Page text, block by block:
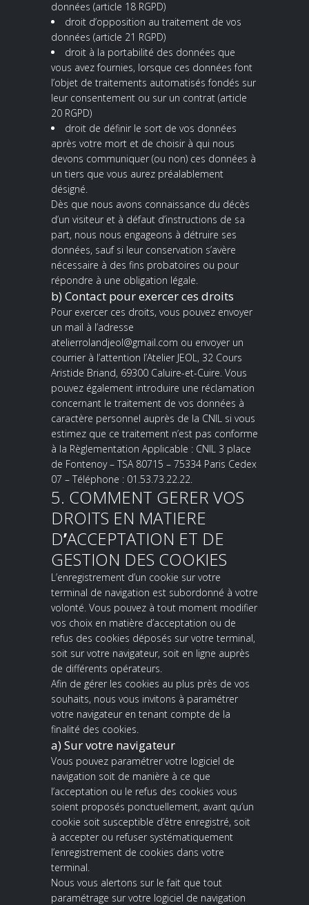
données (article 18 RGPD)
droit d’opposition au traitement de vos
données (article 21 RGPD)
droit à la portabilité des données que
vous avez fournies, lorsque ces données font
l’objet de traitements automatisés fondés sur
leur consentement ou sur un contrat (article
20 RGPD)
droit de définir le sort de vos données
après votre mort et de choisir à qui nous
devons communiquer (ou non) ces données à
un tiers que vous aurez préalablement
désigné.
Dès que nous avons connaissance du décès
d’un visiteur et à défaut d’instructions de sa
part, nous nous engageons à détruire ses
données, sauf si leur conservation s’avère
nécessaire à des fins probatoires ou pour
répondre à une obligation légale.
b) Contact pour exercer ces droits
Pour exercer ces droits, vous pouvez envoyer
un mail à l’adresse
atelierrolandjeol@gmail.com ou envoyer un
courrier à l’attention l’Atelier JEOL, 32 Cours
Aristide Briand, 69300 Caluire-et-Cuire. Vous
pouvez également introduire une réclamation
concernant le traitement de vos données à
caractère personnel auprès de la CNIL si vous
estimez que ce traitement n’est pas conforme
à la Règlementation Applicable : CNIL 3 place
de Fontenoy – TSA 80715 – 75334 Paris Cedex
07 – Téléphone : 01.53.73.22.22.
5. COMMENT GERER VOS
DROITS EN MATIERE
D’ACCEPTATION ET DE
GESTION DES COOKIES
L’enregistrement d’un cookie sur votre
terminal de navigation est subordonné à votre
volonté. Vous pouvez à tout moment modifier
vos choix en matière d’acceptation ou de
refus des cookies déposés sur votre terminal,
soit sur votre navigateur, soit en ligne auprès
de différents opérateurs.
Afin de gérer les cookies au plus près de vos
souhaits, nous vous invitons à paramétrer
votre navigateur en tenant compte de la
finalité des cookies.
a) Sur votre navigateur
Vous pouvez paramétrer votre logiciel de
navigation soit de manière à ce que
l’acceptation ou le refus des cookies vous
soient proposés ponctuellement, avant qu’un
cookie soit susceptible d’être enregistré, soit
à accepter ou refuser systématiquement
l’enregistrement de cookies dans votre
terminal.
Nous vous alertons sur le fait que tout
paramétrage sur votre logiciel de navigation